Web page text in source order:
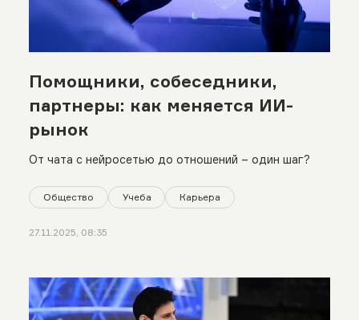
Помощники, собеседники,
партнеры: как меняется ИИ-
рынок
От чата с нейросетью до отношений – один шаг?
Общество Учеба Карьера
27.11.2025, 08:35